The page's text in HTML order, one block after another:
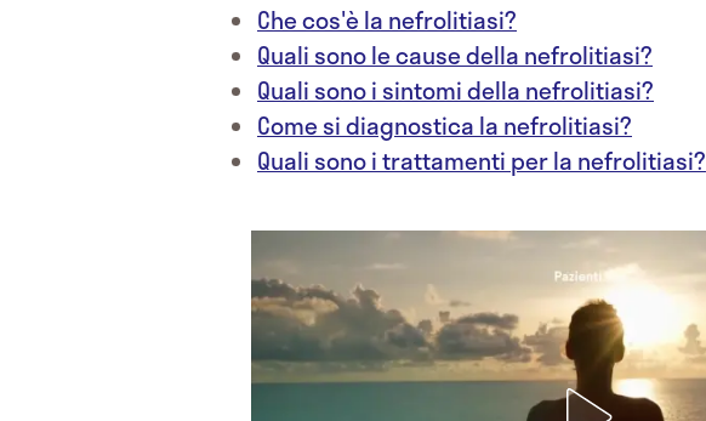
Che cos'è la nefrolitiasi?
Quali sono le cause della nefrolitiasi?
Quali sono i sintomi della nefrolitiasi?
Come si diagnostica la nefrolitiasi?
Quali sono i trattamenti per la nefrolitiasi?